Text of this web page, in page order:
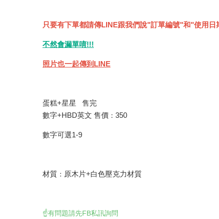
只要有下單都請傳LINE跟我們說"訂單編號"和"使用日
不然會漏單唷!!!
照片也一起傳到LINE
蛋糕+星星 售完
數字+HBD英文 售價 ： 350
數字可選1-9
材質 ： 原木片+白色壓克力材質
☝️有問題請先FB私訊詢問